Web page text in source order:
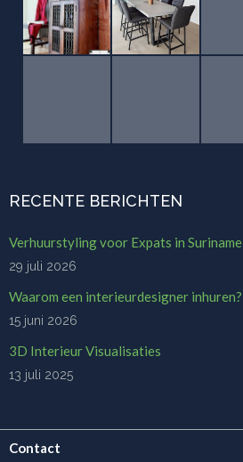
RECENTE BERICHTEN
Verhuurstyling voor Expats in Suriname
29 juli 2026
Waarom een interieurdesigner inhuren?
15 juni 2026
3D Interieur Visualisaties
13 juli 2025
Contact